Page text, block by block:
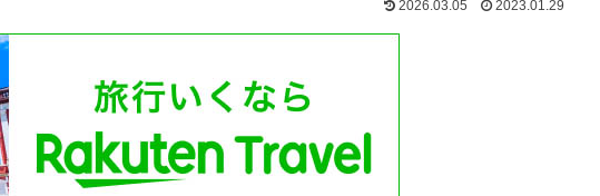
2026.03.05 2023.01.29